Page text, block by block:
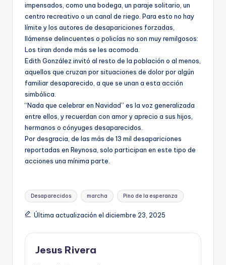
impensados, como una bodega, un paraje solitario, un
centro recreativo o un canal de riego. Para esto no hay
límite y los autores de desapariciones forzadas,
llámense delincuentes o policías no son muy remilgosos:
Los tiran donde más se les acomoda.
Edith González invitó al resto de la población o al menos,
aquellos que cruzan por situaciones de dolor por algún
familiar desaparecido, a que se unan a esta acción
simbólica.
“Nada que celebrar en Navidad” es la voz generalizada
entre ellos, y recuerdan con amor y aprecio a sus hijos,
hermanos o cónyuges desaparecidos.
Por desgracia, de las más de 13 mil desapariciones
reportadas en Reynosa, solo participan en este tipo de
acciones una mínima parte.
Etiquetas:
Desaparecidos marcha Pino de la esperanza
Última actualización el diciembre 23, 2025
Jesus Rivera